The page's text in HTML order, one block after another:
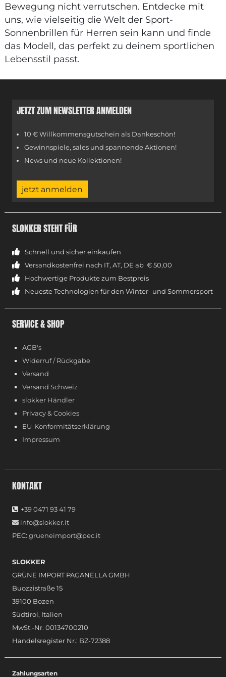
Bewegung nicht verrutschen. Entdecke mit
uns, wie vielseitig die Welt der Sport-
Sonnenbrillen für Herren sein kann und finde
das Modell, das perfekt zu deinem sportlichen
Lebensstil passt.
JETZT ZUM NEWSLETTER ANMELDEN
10 € Willkommensgutschein als Dankeschön!
Gewinnspiele, sales und spannende Aktionen!
News und neue Kollektionen!
jetzt anmelden
SLOKKER STEHT FÜR
Schnell und sicher einkaufen
Versandkostenfrei nach IT, AT, DE ab € 50,00
Hochwertige Produkte zum Bestpreis
Neueste Technologien für den Winter- und Sommersport
SERVICE & SHOP
AGB's
Widerruf / Rückgabe
Versand
Versand Schweiz
slokker Händler
Privacy & Cookies
EU-Konformitätserklärung
Impressum
KONTAKT
+39 0471 93 41 79
info@slokker.it
PEC:grueneimport@pec.it
SLOKKER
GRÜNE IMPORT PAGANELLA GMBH
Buozzistraße 15
39100 Bozen
Südtirol, Italien
MwSt.-Nr. 00134700210
Handelsregister Nr.: BZ-72388
Zahlungsarten